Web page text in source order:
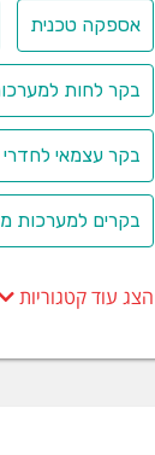
אספקה טכנית
בקר לחות למערכות
בקר עצמאי לחדרי
בקרים למערכות
הצג עוד קטגוריות